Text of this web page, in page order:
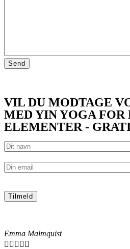
VIL DU MODTAGE
MED YIN YOGA FOR
ELEMENTER -
Emma Malmquist
    